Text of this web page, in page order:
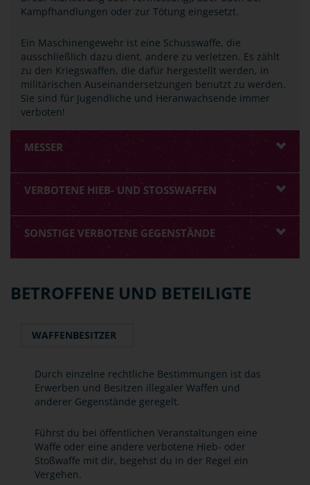
Kampfhandlungen oder zur Tötung eingesetzt.
Ein Maschinengewehr ist eine Schusswaffe, die
ausschließlich dazu dient, andere zu verletzen. Es zählt
zu den Kriegswaffen, die dafür hergestellt werden, in
militärischen Auseinandersetzungen benutzt zu werden.
Sie sind für Jugendliche und Heranwachsende immer
verboten!
MESSER
VERBOTENE HIEB- UND STOSSWAFFEN
SONSTIGE VERBOTENE GEGENSTÄNDE
BETROFFENE UND BETEILIGTE
WAFFENBESITZER
Durch einzelne rechtliche Bestimmungen ist das
Erwerben und Besitzen illegaler Waffen und
anderer Gegenstände geregelt.
Führst du bei öffentlichen Veranstaltungen eine
Waffe oder eine andere verbotene Hieb- oder
Stoßwaffe mit dir, begehst du in der Regel ein
Vergehen.